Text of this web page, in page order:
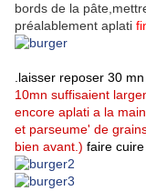
bords de la
préalablement aplati
.laisser reposer 30
10mn suffisaient
encore aplati a la
et parseume' de
bien avant.) faire cuire